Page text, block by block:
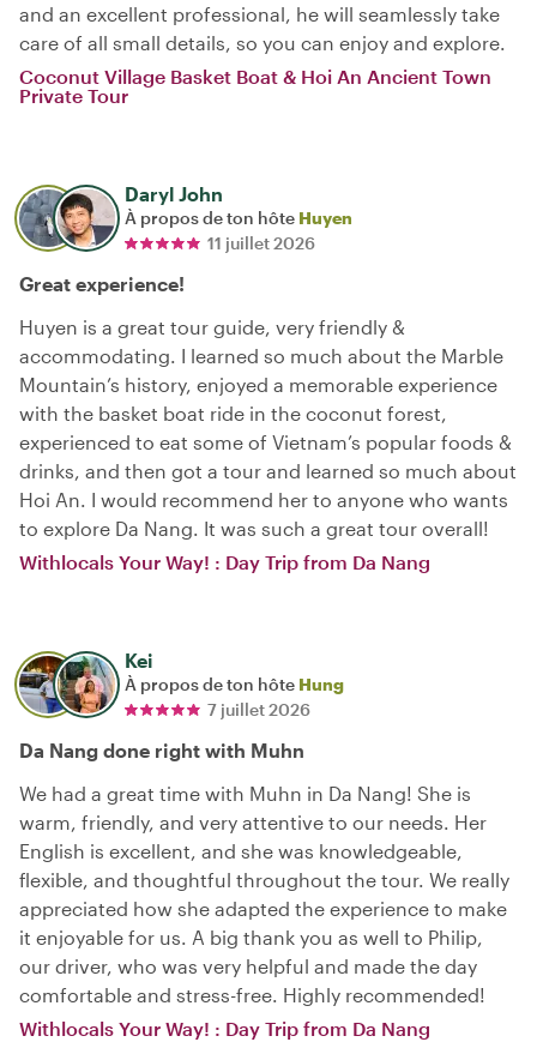
and an excellent professional, he will seamlessly take
care of all small details, so you can enjoy and explore.
Coconut Village Basket Boat & Hoi An Ancient Town
Private Tour
Daryl John
À propos de ton hôte Huyen
11 juillet 2026
Great experience!
Huyen is a great tour guide, very friendly &
accommodating. I learned so much about the Marble
Mountain’s history, enjoyed a memorable experience
with the basket boat ride in the coconut forest,
experienced to eat some of Vietnam’s popular foods &
drinks, and then got a tour and learned so much about
Hoi An. I would recommend her to anyone who wants
to explore Da Nang. It was such a great tour overall!
Withlocals Your Way! : Day Trip from Da Nang
Kei
À propos de ton hôte Hung
7 juillet 2026
Da Nang done right with Muhn
We had a great time with Muhn in Da Nang! She is
warm, friendly, and very attentive to our needs. Her
English is excellent, and she was knowledgeable,
flexible, and thoughtful throughout the tour. We really
appreciated how she adapted the experience to make
it enjoyable for us. A big thank you as well to Philip,
our driver, who was very helpful and made the day
comfortable and stress-free. Highly recommended!
Withlocals Your Way! : Day Trip from Da Nang